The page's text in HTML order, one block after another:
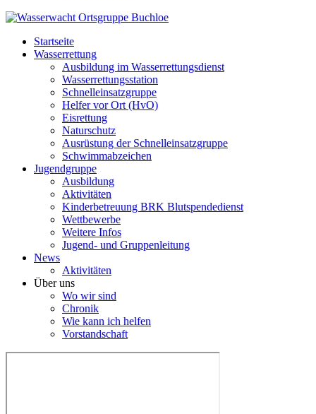
Startseite
Wasserrettung
Ausbildung im Wasserrettungsdienst
Wasserrettungsstation
Schnelleinsatzgruppe
Helfer vor Ort (HvO)
Eisrettung
Naturschutz
Ausrüstung der Schnelleinsatzgruppe
Schwimmabzeichen
Jugendgruppe
Ausbildung
Aktivitäten
Kinderbetreuung BRK Blutspendedienst
Wettbewerbe
Weitere Infos
Jugend- und Gruppenleitung
News
Aktivitäten
Über uns
Wo wir sind
Chronik
Wie kann ich helfen
Vorstandschaft